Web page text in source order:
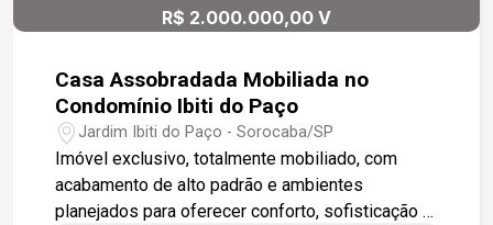
planejado. Viva com conforto e tranquilidade!
R$ 2.000.000,00 V
Casa Assobradada Mobiliada no
Condomínio Ibiti do Paço
Jardim Ibiti do Paço - Sorocaba/SP
Imóvel exclusivo, totalmente mobiliado, com
acabamento de alto padrão e ambientes
planejados para oferecer conforto, sofisticação e